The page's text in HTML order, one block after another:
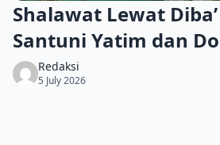
Shalawat Lewat
Santuni Yatim dan
Redaksi
5 July 2026